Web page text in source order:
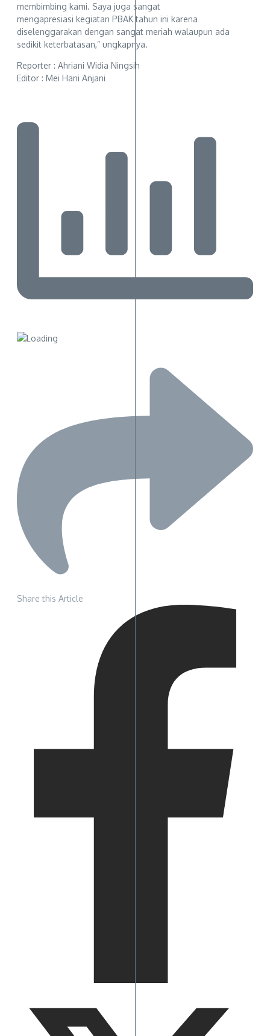
membimbing kami. Saya juga sangat
mengapresiasi kegiatan PBAK tahun ini karena
diselenggarakan dengan sangat meriah walaupun ada
sedikit keterbatasan,” ungkapnya.
Reporter : Ahriani Widia Ningsih
Editor : Mei Hani Anjani
Share this Article